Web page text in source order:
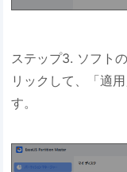
ステップ3. ソフト
リックして、「適
す。